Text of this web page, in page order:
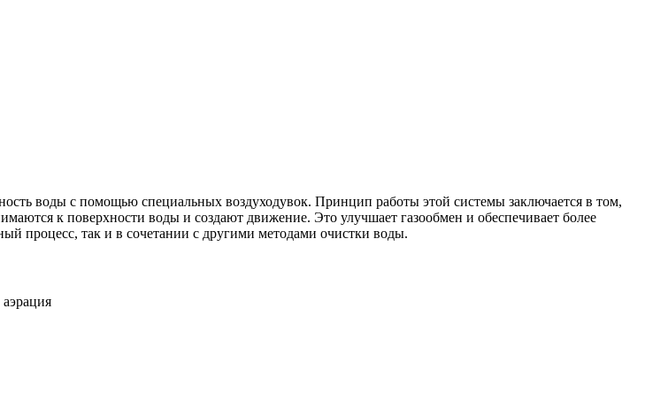
воды с помощью специальных воздуходувок. Принцип работы этой системы заключается в том,
к поверхности воды и создают движение. Это улучшает газообмен и обеспечивает более
процесс, так и в сочетании с другими методами очистки воды.